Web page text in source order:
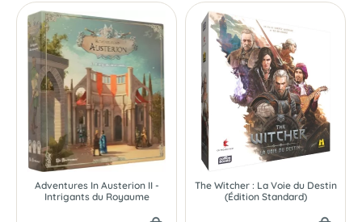
Adventures In Austerion II -
Intrigants du Royaume
The Witcher : La Voie du Destin
(Édition Standard)